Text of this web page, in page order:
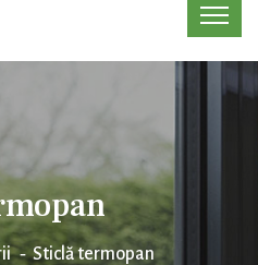
Sticlă termopan